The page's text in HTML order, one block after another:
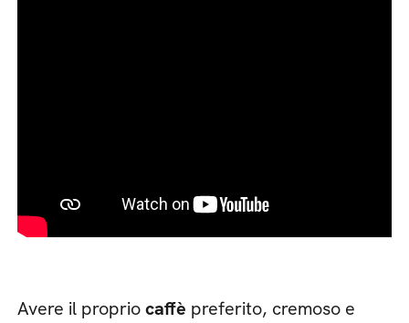
Avere il propriocaffè preferito, cremoso e